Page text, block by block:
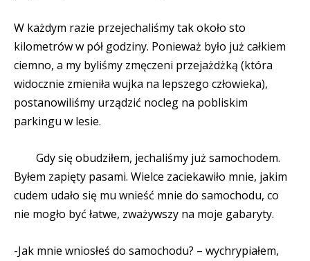
W każdym razie przejechaliśmy tak około sto
kilometrów w pół godziny. Ponieważ było już całkiem
ciemno, a my byliśmy zmęczeni przejażdżką (która
widocznie zmieniła wujka na lepszego człowieka),
postanowiliśmy urządzić nocleg na pobliskim
parkingu w lesie.
Gdy się obudziłem, jechaliśmy już samochodem.
Byłem zapięty pasami. Wielce zaciekawiło mnie, jakim
cudem udało się mu wnieść mnie do samochodu, co
nie mogło być łatwe, zważywszy na moje gabaryty.
-Jak mnie wniosłeś do samochodu? – wychrypiałem,